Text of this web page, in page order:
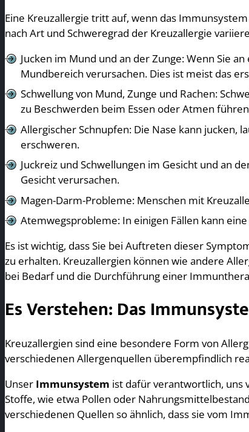
Eine Kreuzallergie tritt auf, wenn das
nach Art und Schweregrad der Kreuzallergie
Jucken im Mund und an der Zunge: Wenn Sie
Mundbereich verursachen. Dies ist meist das
Schwellung von Mund, Zunge und Rachen:
zu Beschwerden beim Essen oder Atmen
Allergischer Schnupfen: Die Nase kann jucken,
erschweren.
Juckreiz und Schwellungen im Gesicht und an
Gesicht verursachen.
Magen-Darm-Probleme: Menschen mit
Atemwegsprobleme: In einigen Fällen kann
Es ist wichtig, dass Sie bei Auftreten dieser
zu erhalten. Kreuzallergien können wie andere
bei Bedarf und die Durchführung einer
Es Verstehen: Das
Kreuzallergien sind eine besondere Form von
verschiedenen Allergenquellen überempfindlich
Unser Immunsystem ist dafür verantwortlich, uns
Stoffe, wie etwa Pollen oder
verschiedenen Quellen so ähnlich, dass sie vom